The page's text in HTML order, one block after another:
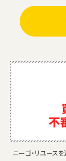
ニーゴ・リユース